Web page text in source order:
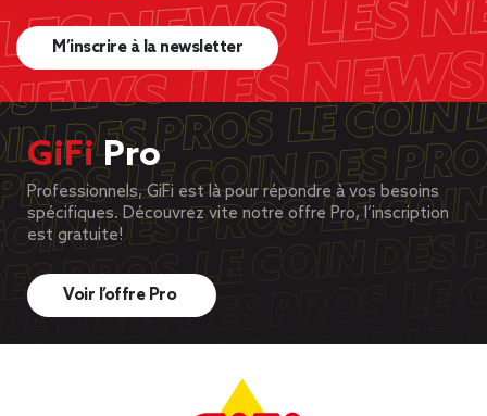
M’inscrire à la newsletter
GiFiPro
Professionnels, GiFi est là pour répondre à vos besoins
spécifiques. Découvrez vite notre offre Pro, l’inscription
est gratuite!
Voir l’offre Pro